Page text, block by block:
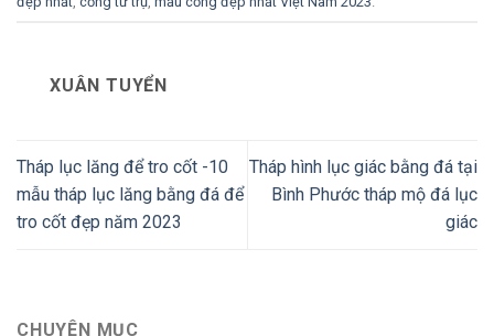
XUÂN TUYỂN
Tháp lục lăng để tro cốt -10
mẫu tháp lục lăng bằng đá để
tro cốt đẹp năm 2023
Tháp hình lục giác bằng đá tại
Bình Phước tháp mộ đá lục
giác
CHUYÊN MỤC